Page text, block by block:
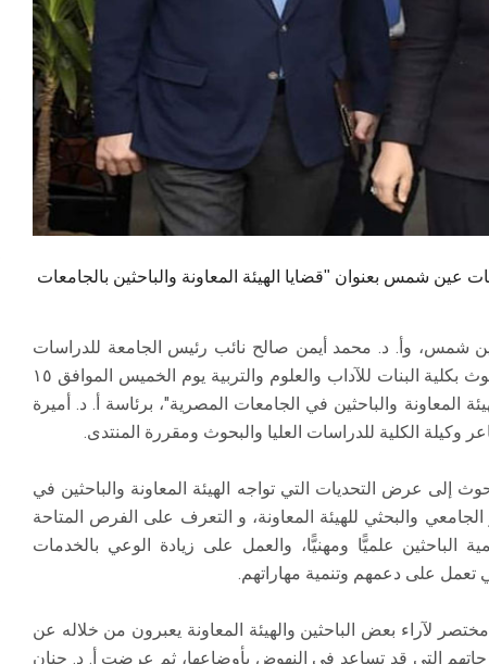
عين شمس بعنوان "قضايا الهيئة المعاونة والباحثين بالجامعات
شمس، وأ. د. محمد أيمن صالح نائب رئيس الجامعة للدراسات
العليا والبحوث، عقد قطاع الدراسات العليا والبحوث بكلية البنات للآداب والعلوم والتربية يوم الخميس الموافق ١٥
الهيئة المعاونة والباحثين في الجامعات المصرية"، برئاسة أ. د. أميرة
وكيلة الكلية للدراسات العليا والبحوث ومقررة المنتدى.
إلى عرض التحديات التي تواجه الهيئة المعاونة والباحثين في
والبحثي للهيئة المعاونة، و التعرف على الفرص المتاحة
الباحثين علميًّا ومهنيًّا، والعمل على زيادة الوعي بالخدمات
على دعمهم وتنمية مهاراتهم.
لآراء بعض الباحثين والهيئة المعاونة يعبرون من خلاله عن
التي قد تساعد في النهوض بأوضاعها، ثم عرضت أ. د. حنان